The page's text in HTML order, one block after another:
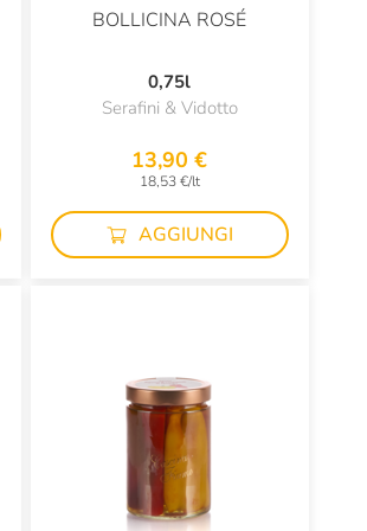
BOLLICINA ROSÉ
0,75l
Serafini & Vidotto
13,90 €
18,53 €/lt
AGGIUNGI